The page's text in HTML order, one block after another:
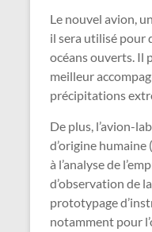
Le nouvel avion,
il sera utilisé pour
océans ouverts. Il
meilleur
précipitations
De plus, l’avion-
d’origine
à l’analyse de
d’observation de
prototypage
notamment pour